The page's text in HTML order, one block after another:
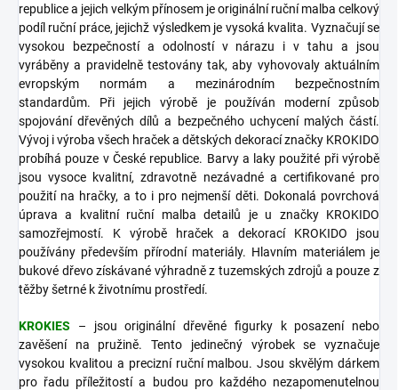
republice a jejich velkým přínosem je originální ruční malba celkový
podíl ruční práce, jejichž výsledkem je vysoká kvalita. Vyznačují se
vysokou bezpečností a odolností v nárazu i v tahu a jsou
vyráběny a pravidelně testovány tak, aby vyhovovaly aktuálním
evropským normám a mezinárodním bezpečnostním
standardům. Při jejich výrobě je používán moderní způsob
spojování dřevěných dílů a bezpečného uchycení malých částí.
Vývoj i výroba všech hraček a dětských dekorací značky KROKIDO
probíhá pouze v České republice. Barvy a laky použité při výrobě
jsou vysoce kvalitní, zdravotně nezávadné a certifikované pro
použití na hračky, a to i pro nejmenší děti. Dokonalá povrchová
úprava a kvalitní ruční malba detailů je u značky KROKIDO
samozřejmostí. K výrobě hraček a dekorací KROKIDO jsou
používány především přírodní materiály. Hlavním materiálem je
bukové dřevo získávané výhradně z tuzemských zdrojů a pouze z
těžby šetrné k životnímu prostředí.
KROKIES
– jsou originální dřevěné figurky k posazení nebo
zavěšení na pružině. Tento jedinečný výrobek se vyznačuje
vysokou kvalitou a precizní ruční malbou. Jsou skvělým dárkem
pro řadu příležitostí a budou pro každého nezapomenutelnou